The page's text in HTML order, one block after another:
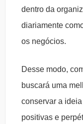
dentro da
diariamente
os negócios.
Desse modo,
buscará uma
conservar a
positivas e